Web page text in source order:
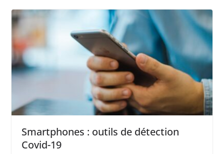
Smartphones : outils de détection
Covid-19